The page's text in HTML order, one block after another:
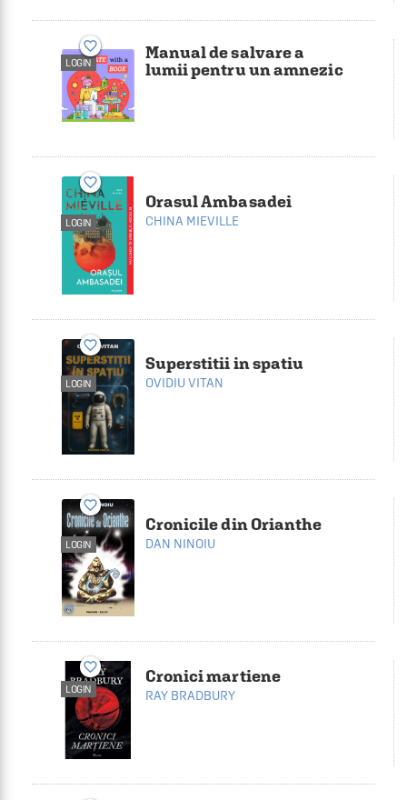
favorite_border
Manual de salvare a
lumii pentru un amnezic
LOGIN
favorite_border
Orasul Ambasadei
CHINA MIEVILLE
LOGIN
favorite_border
Superstitii in spatiu
OVIDIU VITAN
LOGIN
favorite_border
Cronicile din Orianthe
DAN NINOIU
LOGIN
favorite_border
Cronici martiene
RAY BRADBURY
LOGIN